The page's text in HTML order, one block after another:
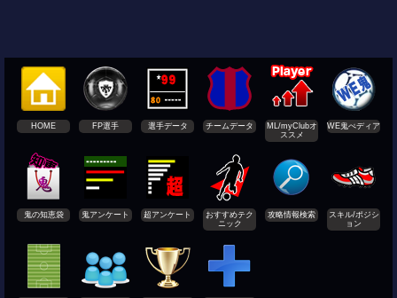
HOME FP選手 選手データ チームデータ
ML/myClubオ
ススメ
WE鬼ぺディア
鬼の知恵袋 鬼アンケート 超アンケート
おすすめテク
ニック
攻略情報検索
スキル/ポジシ
ョン